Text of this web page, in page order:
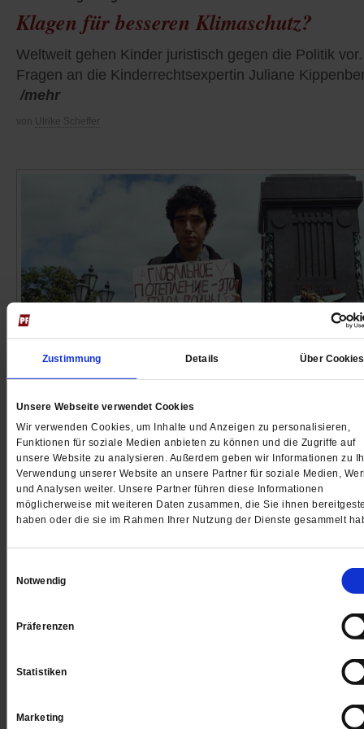
Zustimmung Details Über Cookies
Unsere Webseite verwendet Cookies
Wir verwenden Cookies, um Inhalte und Anzeigen zu personalisieren,
Funktionen für soziale Medien anbieten zu können und die Zugriffe auf
unsere Website zu analysieren. Außerdem geben wir Informationen zu
Verwendung unserer Website an unsere Partner für soziale Medien,
und Analysen weiter. Unsere Partner führen diese Informationen
möglicherweise mit weiteren Daten zusammen, die Sie ihnen
haben oder die sie im Rahmen Ihrer Nutzung der Dienste gesammelt
Notwendig
Präferenzen
Statistiken
Marketing
Klagen für besseren Klimaschutz?
Weltweit gehen Kinder juristisch gegen die Politik vor.
Fragen an die Kinderrechtsexpertin Juliane
/mehr
von Ulrike Scheffer
Russlands Greta
Arshak Makichyan protestiert in Moskau gegen den
Klimawandel. Und landet gleich im Gefängnis. Doch
Fridays-Bewegung wächst auch hier /mehr
vonEva-Maria Lerch